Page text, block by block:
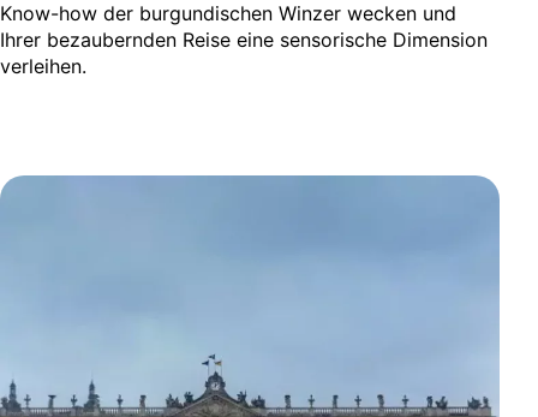
Know-how der burgundischen Winzer wecken und
Ihrer bezaubernden Reise eine sensorische Dimension
verleihen.